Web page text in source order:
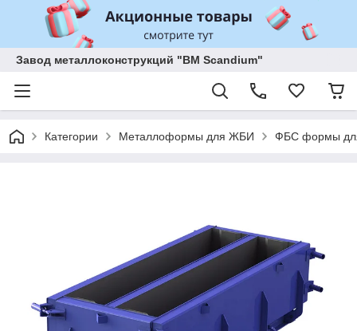
Завод металлоконструкций "BM Scandium"
Категории Металлоформы для ЖБИ ФБС формы